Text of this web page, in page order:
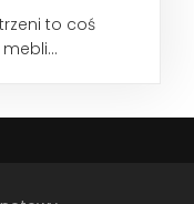
to coś